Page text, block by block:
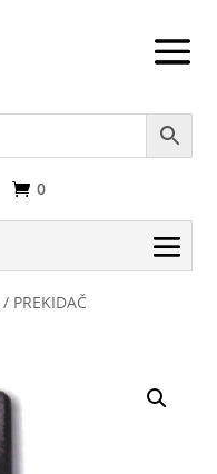
0
/ PREKIDAČ